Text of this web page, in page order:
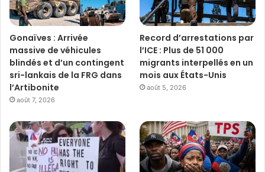
Gonaïves : Arrivée
massive de véhicules
blindés et d’un contingent
sri-lankais de la FRG dans
l’Artibonite
août 7, 2026
Record d’arrestations par
l’ICE : Plus de 51 000
migrants interpellés en un
mois aux États-Unis
août 5, 2026